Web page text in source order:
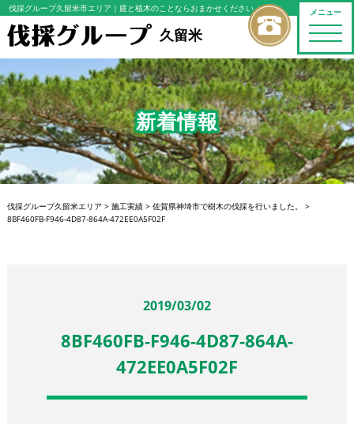
メニュー
toggle
伐採グループ久留米市エリア ｜庭と植木のことならおまかせください
久留米
新着情報
伐採グループ久留米エリア > 施工実績> 佐賀県神埼市で樹木の伐採を行いました。
>
8BF460FB-F946-4D87-864A-472EE0A5F02F
2019/03/02
8BF460FB-F946-4D87-864A-
472EE0A5F02F